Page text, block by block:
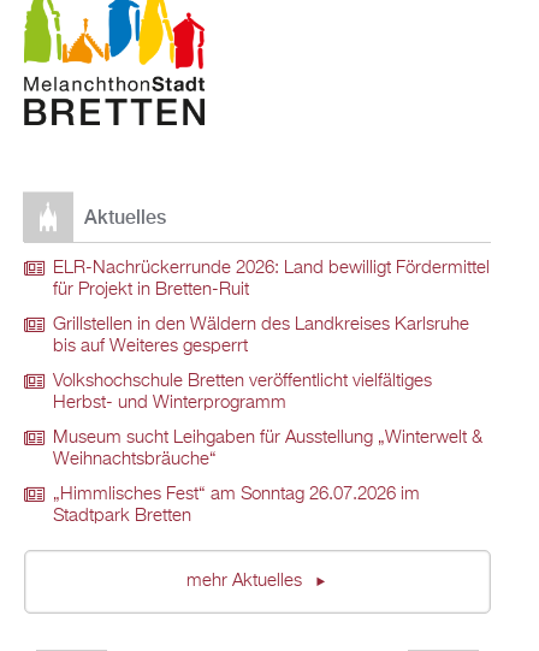
Aktuelles
ELR-Nachrückerrunde 2026: Land bewilligt Fördermittel
für Projekt in Bretten-Ruit
Grillstellen in den Wäldern des Landkreises Karlsruhe
bis auf Weiteres gesperrt
Volkshochschule Bretten veröffentlicht vielfältiges
Herbst- und Winterprogramm
Museum sucht Leihgaben für Ausstellung „Winterwelt &
Weihnachtsbräuche“
„Himmlisches Fest“ am Sonntag 26.07.2026 im
Stadtpark Bretten
mehr Aktuelles